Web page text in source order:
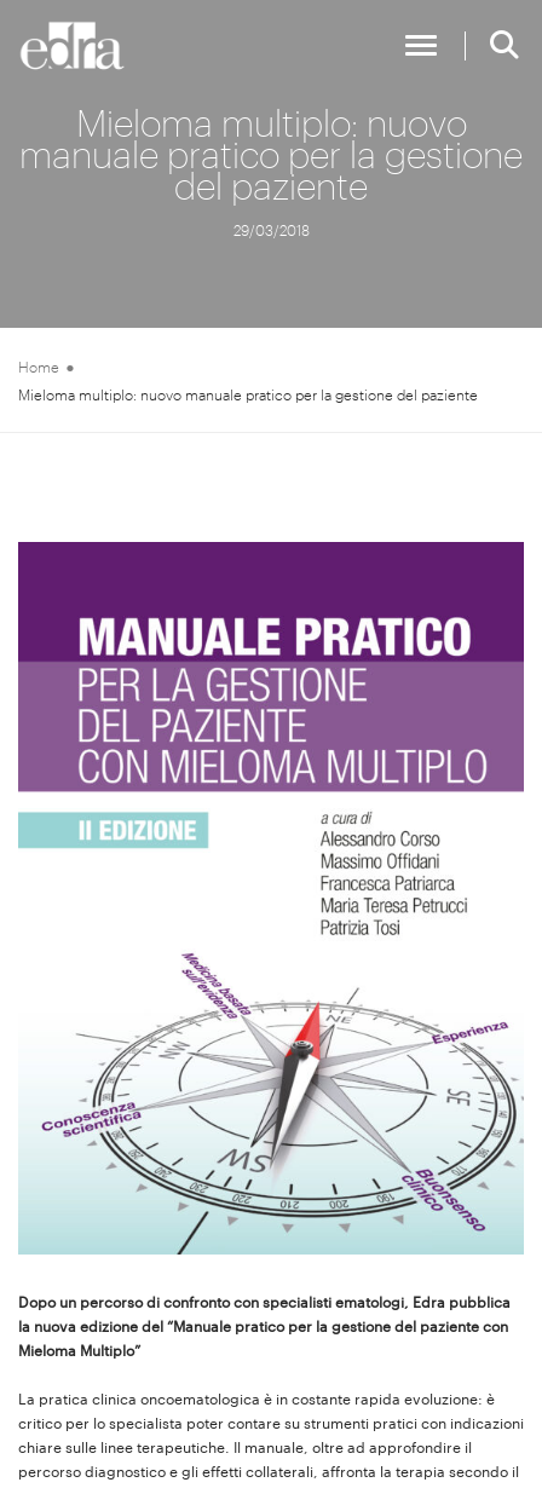
Toggle
Mieloma multiplo: nuovo
manuale pratico per la gestione
del paziente
29/03/2018
Home
Mieloma multiplo: nuovo manuale pratico per la gestione del paziente
Dopo un percorso di confronto con specialisti ematologi, Edra pubblica
la nuova edizione del “Manuale pratico per la gestione del paziente con
Mieloma Multiplo”
La pratica clinica oncoematologica è in costante rapida evoluzione: è
critico per lo specialista poter contare su strumenti pratici con indicazioni
chiare sulle linee terapeutiche. Il manuale, oltre ad approfondire il
percorso diagnostico e gli effetti collaterali, affronta la terapia secondo il